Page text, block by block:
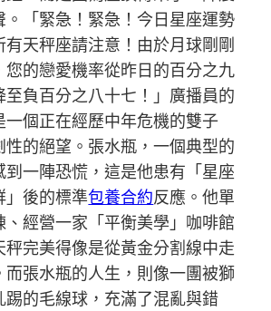
。「緊急！緊急！今日星座運勢
有天秤座請注意！由於月球剛剛
您的戀愛機率從昨日的百分之九
至負百分之八十七！」廣播員的
一個正在經歷中年危機的雙子
性的絕望。張水瓶，一個典型的
到一陣恐慌，這是他患有「星座
」後的標準包養合約反應。他單
、經營一家「平衡美學」咖啡館
秤完美得像是從黃金分割線中走
而張水瓶的人生，則像一團被獅
踢的毛線球，充滿了混亂與錯